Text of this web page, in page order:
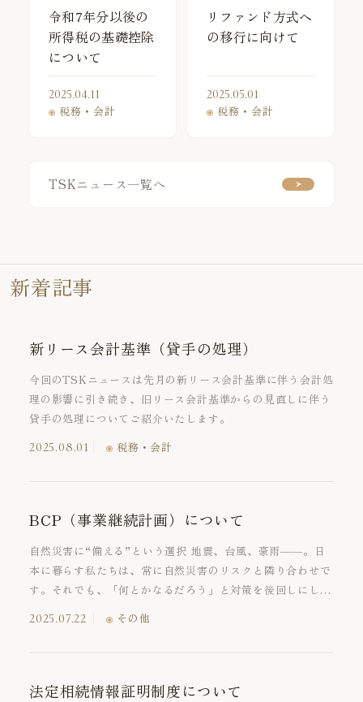
令和7年分以後の
所得税の基礎控除
について
2025.04.11
税務・会計
リファンド方式へ
の移行に向けて
2025.05.01
税務・会計
TSKニュース一覧へ
新着記事
新リース会計基準（貸手の処理）
2025.08.01 税務・会計
今回のTSKニュースは先月の新リース会計基準に伴う会計処
理の影響に引き続き、旧リース会計基準からの見直しに伴う
貸手の処理についてご紹介いたします。
BCP（事業継続計画）について
2025.07.22 その他
自然災害に“備える”という選択 地震、台風、豪雨――。日
本に暮らす私たちは、常に自然災害のリスクと隣り合わせで
す。それでも、「何とかなるだろう」と対策を後回しにして
ては経営危機に直結します。このような事態を防ぐ鍵が
ります。本稿では、BCPの基本とその活用法について解説し
法定相続情報証明制度について